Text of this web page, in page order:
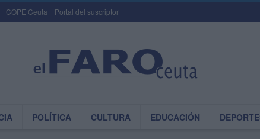
COPE Ceuta Portal del suscriptor
POLÍTICA CULTURA EDUCACIÓN